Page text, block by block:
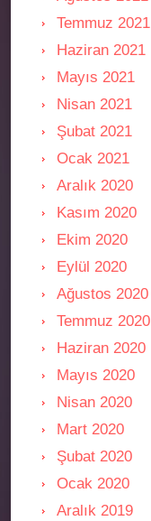
Temmuz 2021
Haziran 2021
Mayıs 2021
Nisan 2021
Şubat 2021
Ocak 2021
Aralık 2020
Kasım 2020
Ekim 2020
Eylül 2020
Ağustos 2020
Temmuz 2020
Haziran 2020
Mayıs 2020
Nisan 2020
Mart 2020
Şubat 2020
Ocak 2020
Aralık 2019